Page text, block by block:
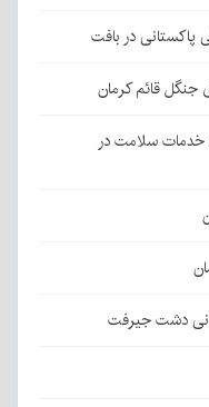
قائم کرمان
خدمات سلامت در
دشت جیرفت